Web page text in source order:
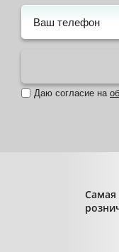
Даю согласие на
Самая